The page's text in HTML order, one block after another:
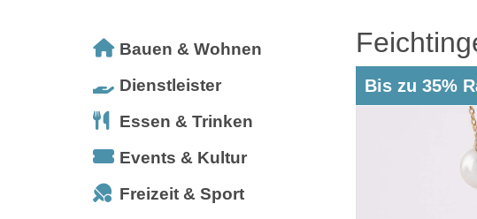
Bauen & Wohnen
Dienstleister
Essen & Trinken
Events & Kultur
Freizeit & Sport
Bis zu 35%